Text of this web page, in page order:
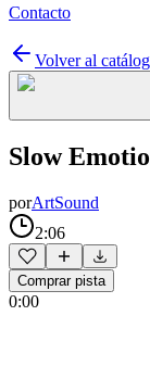
Contacto
Volver al
Slow
porArtSound
2:06
Comprar pista
0:00